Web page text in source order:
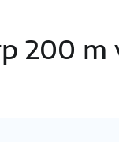
200 m